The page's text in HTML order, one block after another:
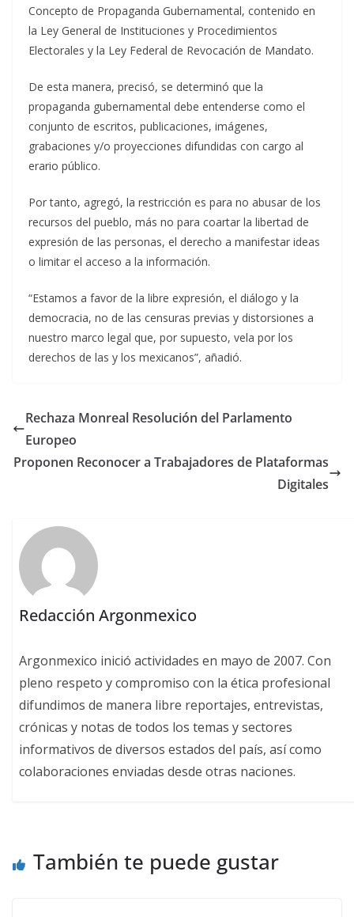
Concepto de Propaganda Gubernamental, contenido en
la Ley General de Instituciones y Procedimientos
Electorales y la Ley Federal de Revocación de Mandato.
De esta manera, precisó, se determinó que la
propaganda gubernamental debe entenderse como el
conjunto de escritos, publicaciones, imágenes,
grabaciones y/o proyecciones difundidas con cargo al
erario público.
Por tanto, agregó, la restricción es para no abusar de los
recursos del pueblo, más no para coartar la libertad de
expresión de las personas, el derecho a manifestar ideas
o limitar el acceso a la información.
“Estamos a favor de la libre expresión, el diálogo y la
democracia, no de las censuras previas y distorsiones a
nuestro marco legal que, por supuesto, vela por los
derechos de las y los mexicanos”, añadió.
Rechaza Monreal Resolución del Parlamento
Europeo
Proponen Reconocer a Trabajadores de Plataformas
Digitales
Redacción Argonmexico
Argonmexico inició actividades en mayo de 2007. Con
pleno respeto y compromiso con la ética profesional
difundimos de manera libre reportajes, entrevistas,
crónicas y notas de todos los temas y sectores
informativos de diversos estados del país, así como
colaboraciones enviadas desde otras naciones.
También te puede gustar